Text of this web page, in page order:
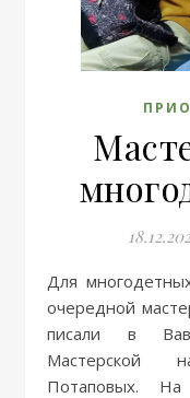
Для многодетных семей Лиги матерей прошел
очередной
писали в
Мастерской
Потаповых.